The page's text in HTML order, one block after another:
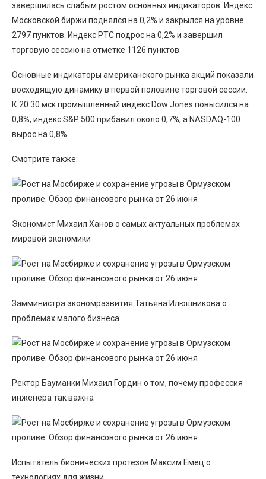
завершилась слабым ростом основных индикаторов. Индекс
Московской биржи поднялся на 0,2% и закрылся на уровне
2797 пунктов. Индекс РТС подрос на 0,2% и завершил
торговую сессию на отметке 1126 пунктов.
Основные индикаторы американского рынка акций показали
восходящую динамику в первой половине торговой сессии.
К 20:30 мск промышленный индекс Dow Jones повысился на
0,8%, индекс S&P 500 прибавил около 0,7%, а NASDAQ-100
вырос на 0,8%.
Смотрите также:
Экономист Михаил Ханов о самых актуальных проблемах
мировой экономики
Замминистра экономразвития Татьяна Илюшникова о
проблемах малого бизнеса
Ректор Бауманки Михаил Гордин о том, почему профессия
инженера так важна
Испытатель бионических протезов Максим Емец о